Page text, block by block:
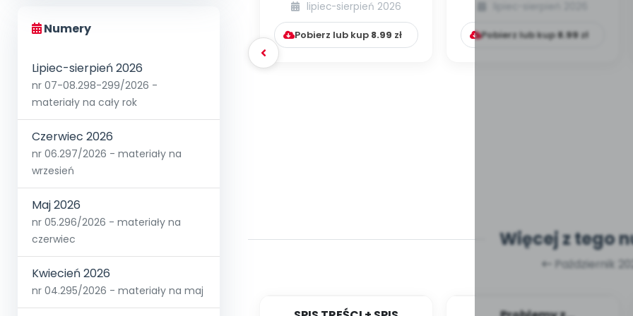
Numery
Lipiec-sierpień 2026
nr 07-08.298-299/2026 -
materiały na cały rok
Czerwiec 2026
nr 06.297/2026 - materiały na
wrzesień
Maj 2026
nr 05.296/2026 - materiały na
czerwiec
Kwiecień 2026
nr 04.295/2026 - materiały na maj
lipiec-sierpień 2026
Pobierz lub kup 8.99 zł Pobierz lub kup8.99zł
Więcej z tego
Październik